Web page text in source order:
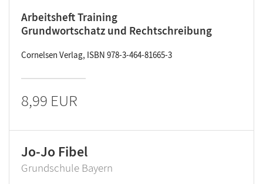
Arbeitsheft Training
Grundwortschatz und Rechtschreibung
Cornelsen Verlag, ISBN 978-3-464-81665-3
8,99 EUR
Jo-Jo Fibel
Grundschule Bayern